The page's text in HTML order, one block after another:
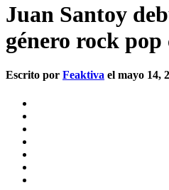
Juan Santoy
género rock pop
Escrito por Feaktiva el mayo 14,